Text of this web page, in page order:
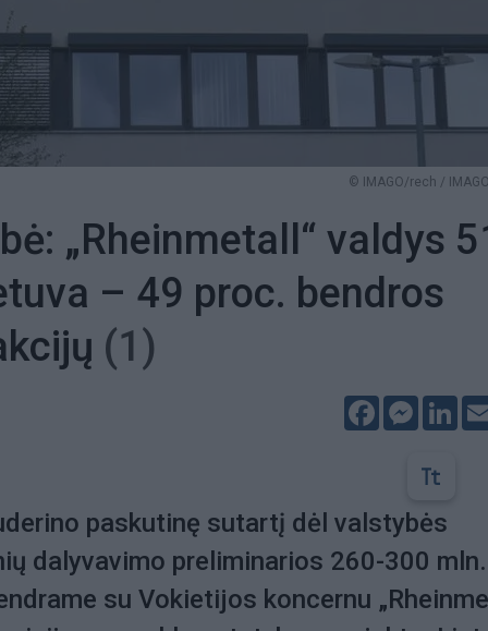
© IMAGO/rech /
„Rheinmetall“ valdys
– 49 proc. bendros
(1)
Facebook
paskutinę sutartį dėl valstybės
dalyvavimo preliminarios 260-300 mln.
su Vokietijos koncernu